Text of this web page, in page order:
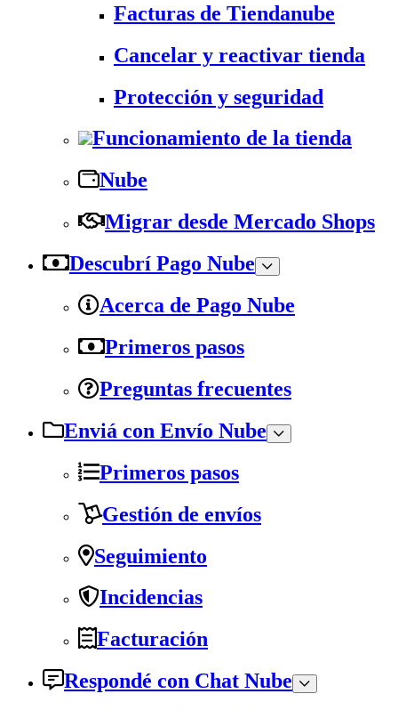
Facturas de Tiendanube
Cancelar y reactivar tienda
Protección y seguridad
Funcionamiento de la tienda
Nube
Migrar desde Mercado Shops
Descubrí Pago Nube
Acerca de Pago Nube
Primeros pasos
Preguntas frecuentes
Enviá con Envío Nube
Primeros pasos
Gestión de envíos
Seguimiento
Incidencias
Facturación
Respondé con Chat Nube